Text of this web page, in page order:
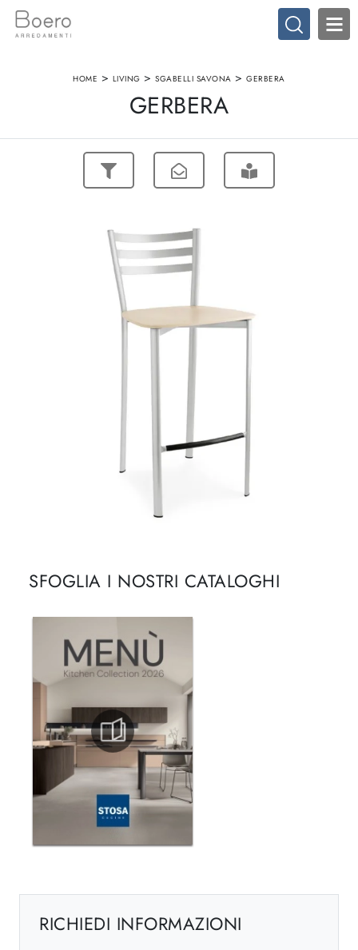
HOME > LIVING >SGABELLI SAVONA >GERBERA
GERBERA
SFOGLIA I NOSTRI CATALOGHI
RICHIEDI INFORMAZIONI